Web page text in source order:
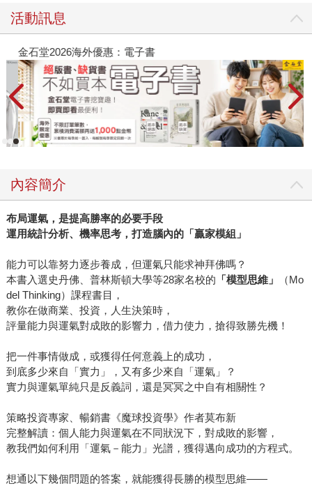
活動訊息
金石堂2026海外優惠：電子書
內容簡介
布局運氣，是提高勝率的必要手段
運用統計分析、機率思考，打造腦內的「贏家模組」
能力可以靠努力逐步養成，但運氣只能求神拜佛嗎？
本書入選史丹佛、普林斯頓大學等28家名校的 「模型思維」
（Mo
del Thinking）課程書目，
教你在做商業、投資，人生決策時，
評量能力與運氣對成敗的影響力，借力使力，搶得致勝先機！
把一件事情做成，或獲得任何意義上的成功，
到底多少來自「實力」，又有多少來自「運氣」？
實力與運氣單純只是反義詞，還是冥冥之中自有相關性？
策略投資專家、暢銷書《魔球投資學》作者莫布新
完整解讀：個人能力與運氣在不同狀況下，對成敗的影響，
教我們如何利用「運氣－能力」光譜，獲得邁向成功的方程式。
想通以下幾個問題的答案，就能獲得長勝的模型思維——